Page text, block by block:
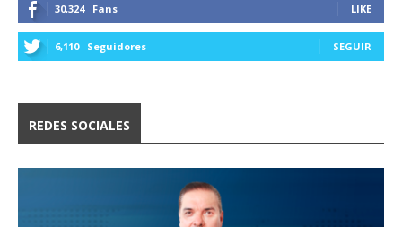
30,324 Fans LIKE
6,110 Seguidores SEGUIR
REDES SOCIALES